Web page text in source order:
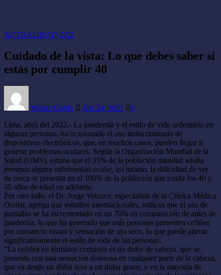
ACTUALIDAD ZZZ
Cuidado de la vista: Lo que debes saber si
estás por cumplir 40
Walter Cortéz Abr 24, 2021
0
Lima, abril del 2022.- La pandemia y el estilo de vida sedentario en
algunas personas, ha ocasionado el uso indiscriminado de
dispositivos electrónicos, que, en muchos casos, pueden llegar a
generar problemas oculares. Según la Organización Mundial de la
Salud (OMS), estima que el 35% de la población mundial adulta
presenta alguna enfermedad ocular, así mismo, la dificultad de ver
de cerca se presenta en el 100% de la población que ronda los 40 y
45 años de edad en adelante.
Por otro lado, el Dr. Jorge Velazco, especialista de la Clínica Médica
Ocular, agrega que estudios internacionales, indican que el uso de
pantallas se ha incrementado en un 70% en comparación de antes de
pandemia, lo que ha generado que más personas presenten cefalea
por cansancio visual y sensación de ojo seco, lo que puede alterar
significativamente el estilo de vida de las personas.
“La cefalea en términos comunes es un dolor de cabeza, que se
presenta con una sensación dolorosa en cualquier parte de la cabeza,
que va desde un dolor leve a un dolor grave, y en la mayoría de